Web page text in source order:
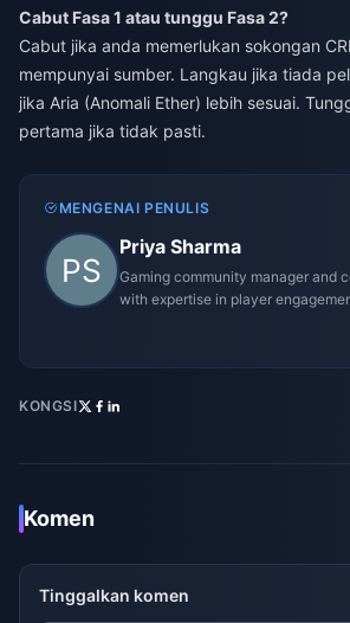
Cabut Fasa 1 atau tunggu Fasa 2?
Cabut jika anda memerlukan sokongan
mempunyai sumber. Langkau jika tiada
jika Aria (Anomali Ether) lebih sesuai.
pertama jika tidak pasti.
MENGENAI PENULIS
Priya Sharma
Gaming community manager and
with expertise in player
KONGSI
Komen
Tinggalkan komen